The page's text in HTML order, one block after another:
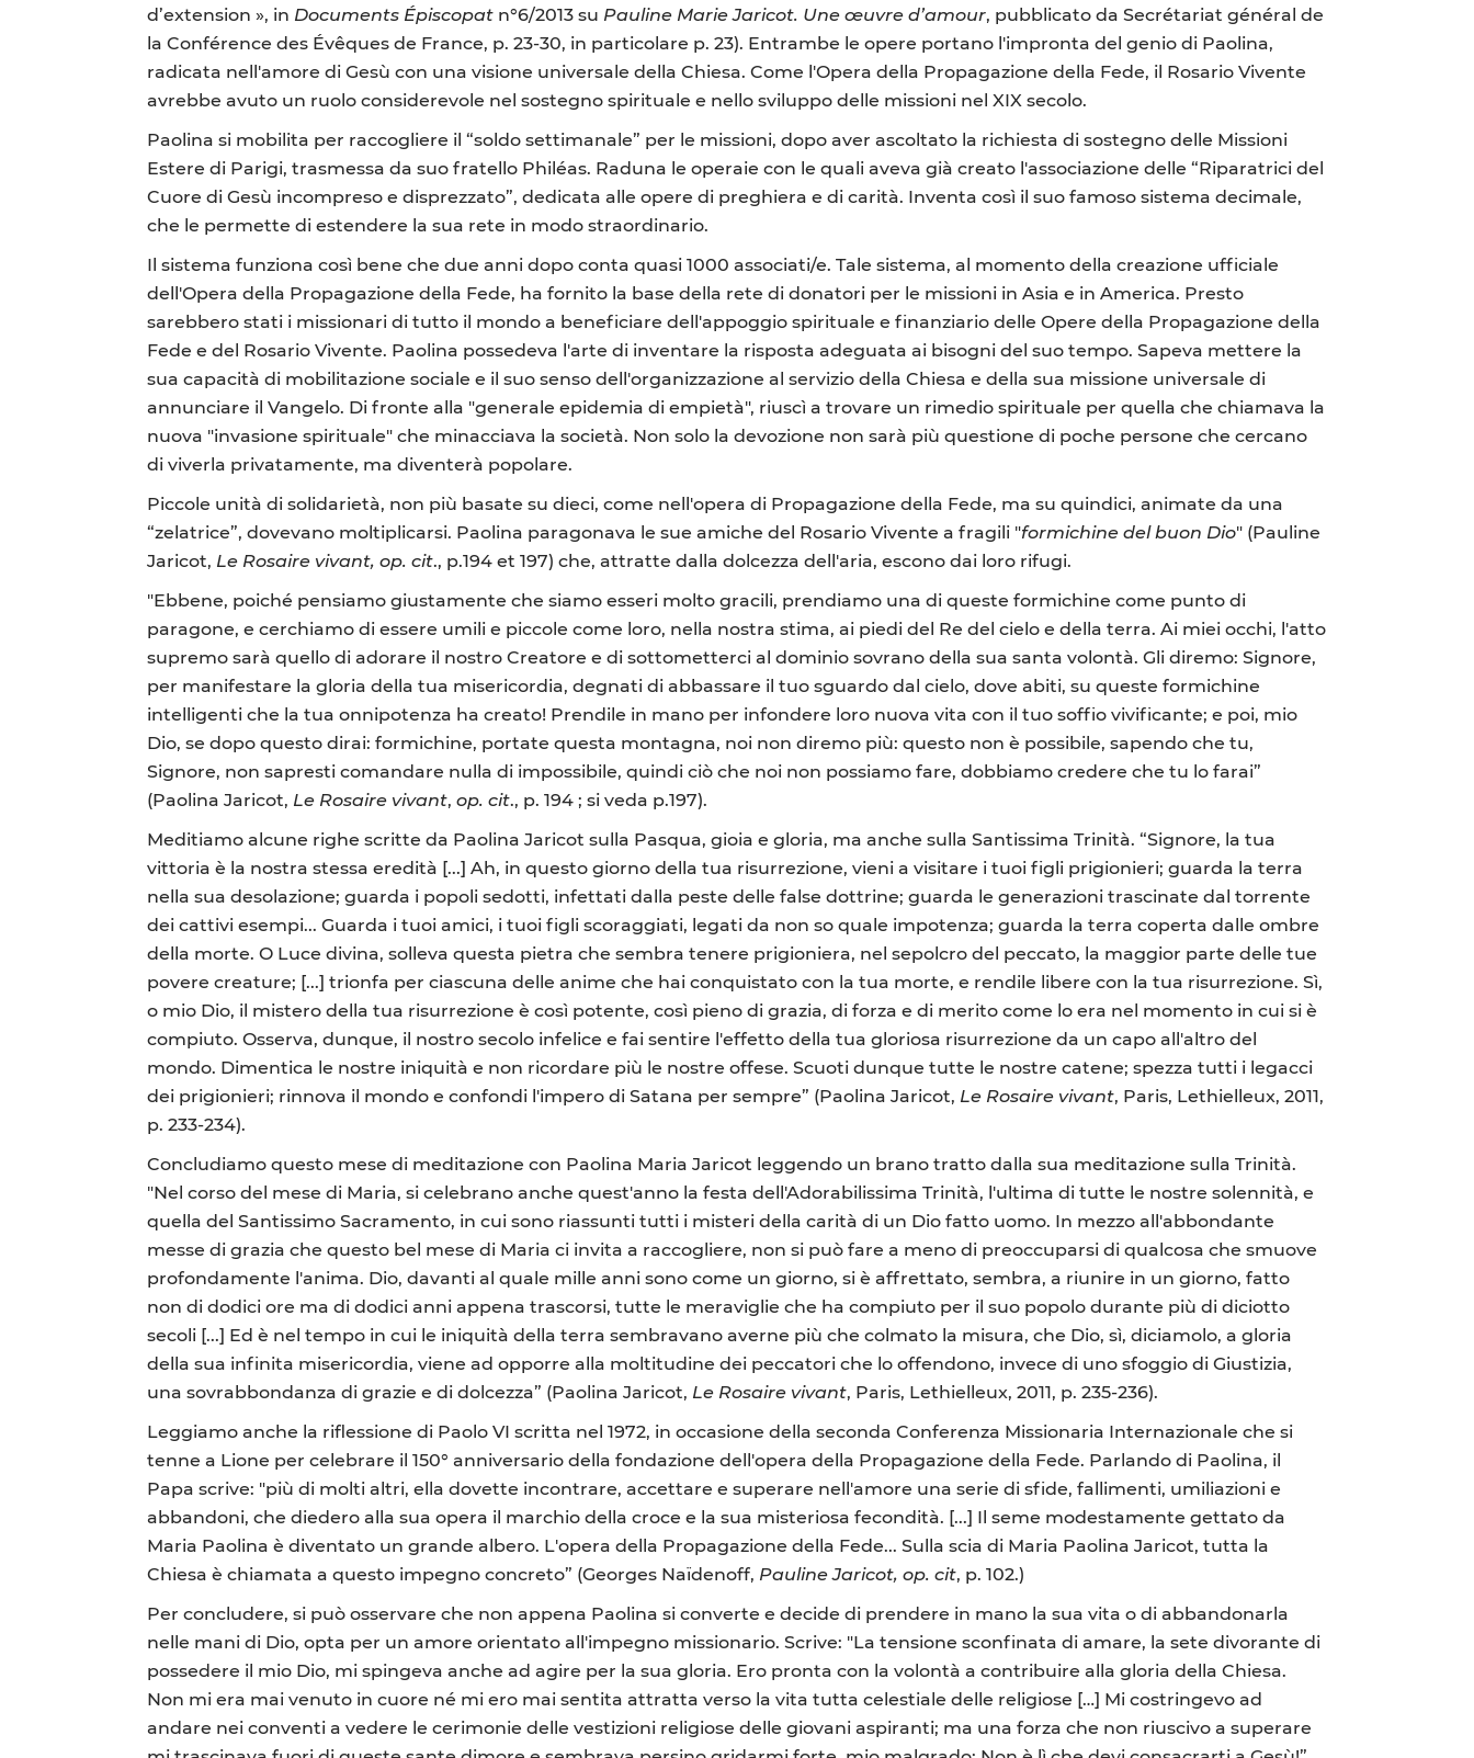
d’extension », in Documents Épiscopat n°6/2013 su Pauline Marie Jaricot. Une œuvre d’amour, pubblicato da Secrétariat général de
la Conférence des Évêques de France, p. 23-30, in particolare p. 23). Entrambe le opere portano l'impronta del genio di Paolina,
radicata nell'amore di Gesù con una visione universale della Chiesa. Come l'Opera della Propagazione della Fede, il Rosario Vivente
avrebbe avuto un ruolo considerevole nel sostegno spirituale e nello sviluppo delle missioni nel XIX secolo.
Paolina si mobilita per raccogliere il “soldo settimanale” per le missioni, dopo aver ascoltato la richiesta di sostegno delle Missioni
Estere di Parigi, trasmessa da suo fratello Philéas. Raduna le operaie con le quali aveva già creato l'associazione delle “Riparatrici del
Cuore di Gesù incompreso e disprezzato”, dedicata alle opere di preghiera e di carità. Inventa così il suo famoso sistema decimale,
che le permette di estendere la sua rete in modo straordinario.
Il sistema funziona così bene che due anni dopo conta quasi 1000 associati/e. Tale sistema, al momento della creazione ufficiale
dell'Opera della Propagazione della Fede, ha fornito la base della rete di donatori per le missioni in Asia e in America. Presto
sarebbero stati i missionari di tutto il mondo a beneficiare dell'appoggio spirituale e finanziario delle Opere della Propagazione della
Fede e del Rosario Vivente. Paolina possedeva l'arte di inventare la risposta adeguata ai bisogni del suo tempo. Sapeva mettere la
sua capacità di mobilitazione sociale e il suo senso dell'organizzazione al servizio della Chiesa e della sua missione universale di
annunciare il Vangelo. Di fronte alla "generale epidemia di empietà", riuscì a trovare un rimedio spirituale per quella che chiamava la
nuova "invasione spirituale" che minacciava la società. Non solo la devozione non sarà più questione di poche persone che cercano
di viverla privatamente, ma diventerà popolare.
Piccole unità di solidarietà, non più basate su dieci, come nell'opera di Propagazione della Fede, ma su quindici, animate da una
“zelatrice”, dovevano moltiplicarsi. Paolina paragonava le sue amiche del Rosario Vivente a fragili "formichine del buon Dio" (Pauline
Jaricot, Le Rosaire vivant, op. cit., p.194 et 197) che, attratte dalla dolcezza dell'aria, escono dai loro rifugi.
"Ebbene, poiché pensiamo giustamente che siamo esseri molto gracili, prendiamo una di queste formichine come punto di
paragone, e cerchiamo di essere umili e piccole come loro, nella nostra stima, ai piedi del Re del cielo e della terra. Ai miei occhi, l'atto
supremo sarà quello di adorare il nostro Creatore e di sottometterci al dominio sovrano della sua santa volontà. Gli diremo: Signore,
per manifestare la gloria della tua misericordia, degnati di abbassare il tuo sguardo dal cielo, dove abiti, su queste formichine
intelligenti che la tua onnipotenza ha creato! Prendile in mano per infondere loro nuova vita con il tuo soffio vivificante; e poi, mio
Dio, se dopo questo dirai: formichine, portate questa montagna, noi non diremo più: questo non è possibile, sapendo che tu,
Signore, non sapresti comandare nulla di impossibile, quindi ciò che noi non possiamo fare, dobbiamo credere che tu lo farai”
(Paolina Jaricot, Le Rosaire vivant,op. cit., p. 194 ; si veda p.197).
Meditiamo alcune righe scritte da Paolina Jaricot sulla Pasqua, gioia e gloria, ma anche sulla Santissima Trinità. “Signore, la tua
vittoria è la nostra stessa eredità [...] Ah, in questo giorno della tua risurrezione, vieni a visitare i tuoi figli prigionieri; guarda la terra
nella sua desolazione; guarda i popoli sedotti, infettati dalla peste delle false dottrine; guarda le generazioni trascinate dal torrente
dei cattivi esempi... Guarda i tuoi amici, i tuoi figli scoraggiati, legati da non so quale impotenza; guarda la terra coperta dalle ombre
della morte. O Luce divina, solleva questa pietra che sembra tenere prigioniera, nel sepolcro del peccato, la maggior parte delle tue
povere creature; [...] trionfa per ciascuna delle anime che hai conquistato con la tua morte, e rendile libere con la tua risurrezione. Sì,
o mio Dio, il mistero della tua risurrezione è così potente, così pieno di grazia, di forza e di merito come lo era nel momento in cui si è
compiuto. Osserva, dunque, il nostro secolo infelice e fai sentire l'effetto della tua gloriosa risurrezione da un capo all'altro del
mondo. Dimentica le nostre iniquità e non ricordare più le nostre offese. Scuoti dunque tutte le nostre catene; spezza tutti i legacci
dei prigionieri; rinnova il mondo e confondi l'impero di Satana per sempre” (Paolina Jaricot, Le Rosaire vivant, Paris, Lethielleux, 2011,
p. 233-234).
Concludiamo questo mese di meditazione con Paolina Maria Jaricot leggendo un brano tratto dalla sua meditazione sulla Trinità.
"Nel corso del mese di Maria, si celebrano anche quest'anno la festa dell'Adorabilissima Trinità, l'ultima di tutte le nostre solennità, e
quella del Santissimo Sacramento, in cui sono riassunti tutti i misteri della carità di un Dio fatto uomo. In mezzo all'abbondante
messe di grazia che questo bel mese di Maria ci invita a raccogliere, non si può fare a meno di preoccuparsi di qualcosa che smuove
profondamente l'anima. Dio, davanti al quale mille anni sono come un giorno, si è affrettato, sembra, a riunire in un giorno, fatto
non di dodici ore ma di dodici anni appena trascorsi, tutte le meraviglie che ha compiuto per il suo popolo durante più di diciotto
secoli [...] Ed è nel tempo in cui le iniquità della terra sembravano averne più che colmato la misura, che Dio, sì, diciamolo, a gloria
della sua infinita misericordia, viene ad opporre alla moltitudine dei peccatori che lo offendono, invece di uno sfoggio di Giustizia,
una sovrabbondanza di grazie e di dolcezza” (Paolina Jaricot, Le Rosaire vivant, Paris, Lethielleux, 2011, p. 235-236).
Leggiamo anche la riflessione di Paolo VI scritta nel 1972, in occasione della seconda Conferenza Missionaria Internazionale che si
tenne a Lione per celebrare il 150° anniversario della fondazione dell'opera della Propagazione della Fede. Parlando di Paolina, il
Papa scrive: "più di molti altri, ella dovette incontrare, accettare e superare nell'amore una serie di sfide, fallimenti, umiliazioni e
abbandoni, che diedero alla sua opera il marchio della croce e la sua misteriosa fecondità. [...] Il seme modestamente gettato da
Maria Paolina è diventato un grande albero. L'opera della Propagazione della Fede... Sulla scia di Maria Paolina Jaricot, tutta la
Chiesa è chiamata a questo impegno concreto” (Georges Naïdenoff, Pauline Jaricot, op. cit, p. 102.)
Per concludere, si può osservare che non appena Paolina si converte e decide di prendere in mano la sua vita o di abbandonarla
nelle mani di Dio, opta per un amore orientato all'impegno missionario. Scrive: "La tensione sconfinata di amare, la sete divorante di
possedere il mio Dio, mi spingeva anche ad agire per la sua gloria. Ero pronta con la volontà a contribuire alla gloria della Chiesa.
Non mi era mai venuto in cuore né mi ero mai sentita attratta verso la vita tutta celestiale delle religiose […] Mi costringevo ad
andare nei conventi a vedere le cerimonie delle vestizioni religiose delle giovani aspiranti; ma una forza che non riuscivo a superare